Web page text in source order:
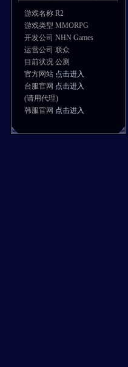
游戏名称 R2
游戏类型 MMORPG
开发公司 NHN Games
运营公司 联众
目前状况 公测
官方网站 点击进入
台服官网 点击进入
(请用代理)
韩服官网 点击进入